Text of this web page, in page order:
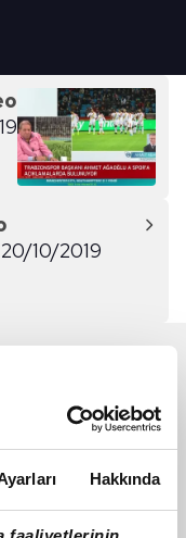
Hakkında
20/10/2019